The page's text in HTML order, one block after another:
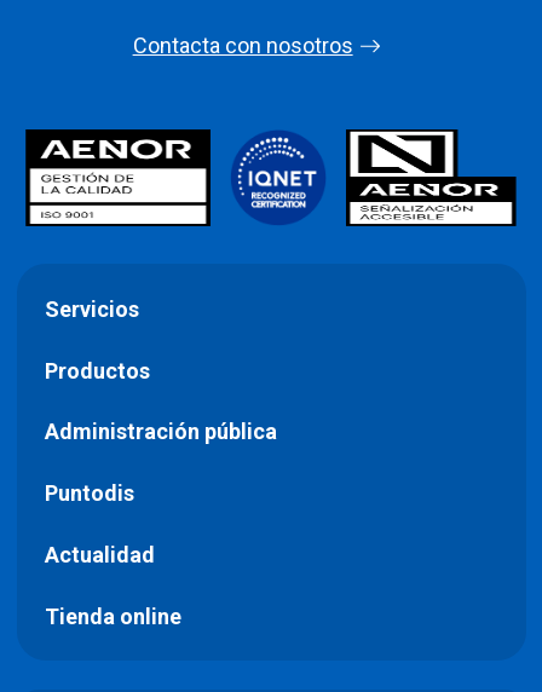
Contacta con nosotros
Servicios
Productos
Administración pública
Puntodis
Actualidad
Tienda online